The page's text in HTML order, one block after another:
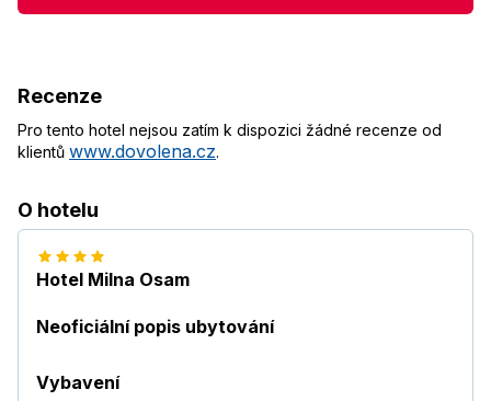
Recenze
Pro tento hotel nejsou zatím k dispozici žádné recenze od
klientů www.dovolena.cz.
O hotelu
Hotel Milna Osam
Neoficiální popis ubytování
Vybavení